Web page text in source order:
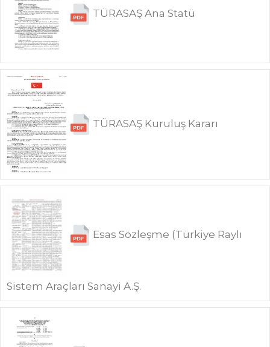
TÜRASAŞ Ana Statü
TÜRASAŞ Kuruluş Kararı
Esas Sözleşme (Türkiye Raylı
Sistem Araçları Sanayi A.Ş.